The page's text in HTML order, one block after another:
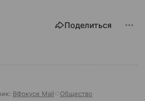
Поделиться
ВФокусе Mail Общество